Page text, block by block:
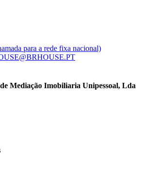
para a rede fixa nacional)
Mediação Imobiliaria Unipessoal, Lda